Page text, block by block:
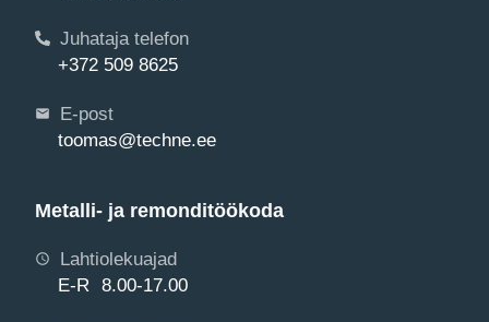
Juhataja telefon
+372 509 8625
E-post
toomas@techne.ee
Metalli- ja remonditöökoda
Lahtiolekuajad
E-R 8.00-17.00